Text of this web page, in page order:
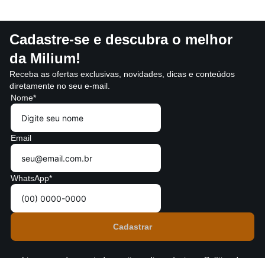
Cadastre-se e descubra o melhor
da Milium!
Receba as ofertas exclusivas, novidades, dicas e conteúdos
diretamente no seu e-mail.
Nome*
Email
WhatsApp*